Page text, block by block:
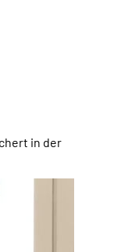
in der